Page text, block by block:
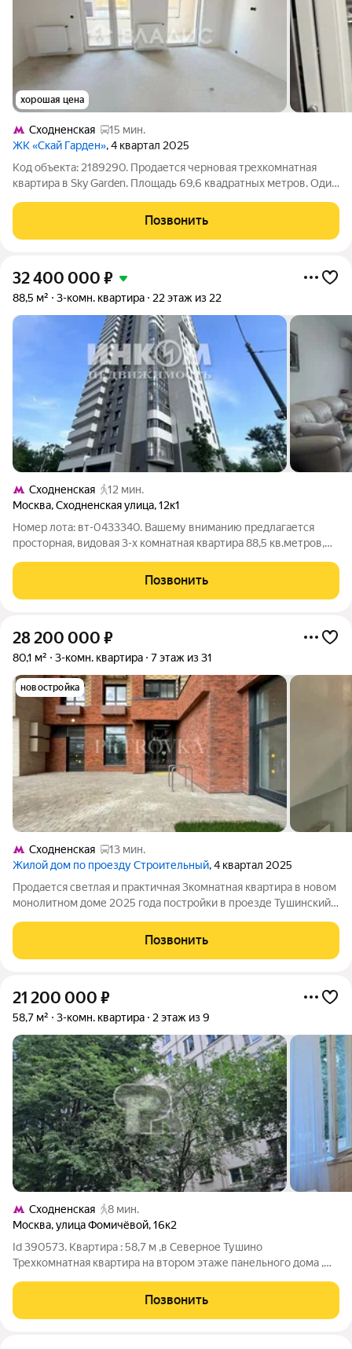
хорошая цена
Сходненская
15 мин.
ЖК «Скай Гарден», 4 квартал 2025
Код объекта: 2189290. Продается черновая трехкомнатная
квартира в Sky Garden. Площадь 69,6 квадратных метров. Один
отсутствие ипотечных обременений, мат. кап. не
использовался. Предоставление
Позвонить
32 400 000 ₽
88,5 м² 3-комн. квартира 22 этаж из 22
Сходненская
12 мин.
Москва,Сходненская улица,12к1
Номер лота: вт-0433340. Вашему вниманию предлагается
просторная, видовая 3-х комнатная квартира 88,5 кв.метров,
площадь, просторные комнаты, удобный раздельный санузел и
имеется кладовая. Из
Позвонить
28 200 000 ₽
80,1 м² 3-комн. квартира 7 этаж из 31
новостройка
Сходненская
13 мин.
Жилой дом по проезду Строительный, 4 квартал 2025
Продается светлая и практичная 3комнатная квартира в новом
монолитном доме 2025 года постройки в проезде Тушинский
площадь 80,1 м, жилая 58,3 м, удобная изолированная
планировка, большая кухня
Позвонить
21 200 000 ₽
58,7 м² 3-комн. квартира 2 этаж из 9
Сходненская
8 мин.
Москва,улица Фомичёвой,16к2
Id 390573. Квартира : 58,7 м ,в Северное Тушино
Трехкомнатная квартира на втором этаже панельного дома ,
мебели: объект полностью укомплектован, включая кухонный
гарнитур. Высота потолков 2,46
Позвонить